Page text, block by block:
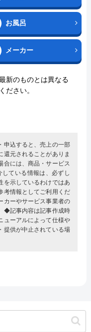
お風呂
メーカー
新のものとは異なる
ださい。
申込すると、売上の一部
還元されることがありま
には、商品・サービス
ている情報は、必ずし
を示しているわけではあ
考情報としてご利用くだ
カーやサービス事業者の
◆記事内容は記事作成時
ューアルによって仕様や
提供が中止されている場